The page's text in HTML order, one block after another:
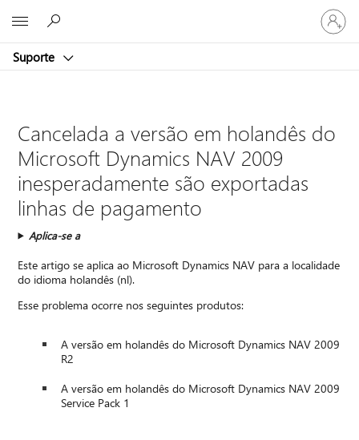
Suporte
Entre
em
sua
Cancelada a versão em holandês do
Microsoft Dynamics NAV 2009
inesperadamente são exportadas
linhas de pagamento
Aplica-se a
Este artigo se aplica ao Microsoft Dynamics NAV para a localidade
do idioma holandês (nl).
Esse problema ocorre nos seguintes produtos:
A versão em holandês do Microsoft Dynamics NAV 2009
R2
A versão em holandês do Microsoft Dynamics NAV 2009
Service Pack 1